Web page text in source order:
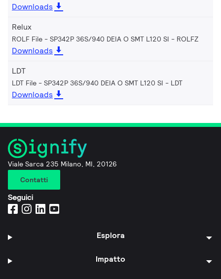
Downloads
Relux
ROLF File - SP342P 36S/940 DEIA O SMT L120 SI ROLFZ
Downloads
LDT
LDT File - SP342P 36S/940 DEIA O SMT L120 SI LDT
Downloads
Viale Sarca 235 Milano, MI, 20126
Contatti
Seguici
Esplora
Impatto